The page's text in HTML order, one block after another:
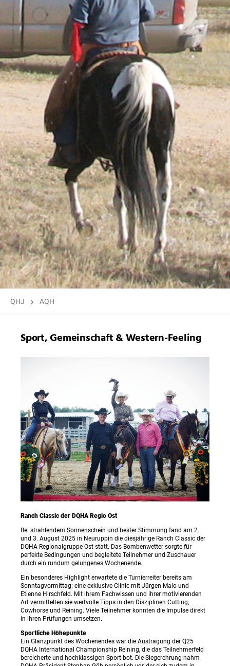
QHJ AQH
Sport, Gemeinschaft & Western-Feeling
Ranch Classic der DQHA Regio Ost
Bei strahlendem Sonnenschein und bester Stimmung fand am 2.
und 3. August 2025 in Neuruppin die diesjährige Ranch Classic der
DQHA Regionalgruppe Ost statt. Das Bombenwetter sorgte für
perfekte Bedingungen und begleitete Teilnehmer und Zuschauer
durch ein rundum gelungenes Wochenende.
Ein besonderes Highlight erwartete die Turnierreiter bereits am
Sonntagvormittag: eine exklusive Clinic mit Jürgen Malo und
Etienne Hirschfeld. Mit ihrem Fachwissen und ihrer motivierenden
Art vermittelten sie wertvolle Tipps in den Disziplinen Cutting,
Cowhorse und Reining. Viele Teilnehmer konnten die Impulse direkt
in ihren Prüfungen umsetzen.
Sportliche Höhepunkte
Ein Glanzpunkt des Wochenendes war die Austragung der Q25
DQHA International Championship Reining, die das Teilnehmerfeld
bereicherte und hochklassigen Sport bot. Die Siegerehrung nahm